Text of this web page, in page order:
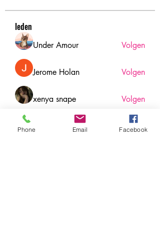
leden
Under Amour Volgen
Jerome Holan Volgen
xenya snape Volgen
Rahul Rangwa Volgen
Phone Email Facebook